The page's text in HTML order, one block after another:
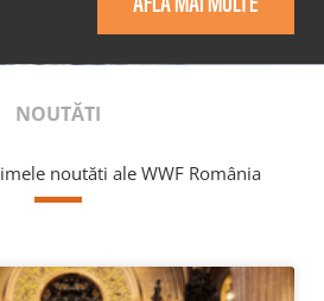
NOUTĂTI
noutăti ale WWF România